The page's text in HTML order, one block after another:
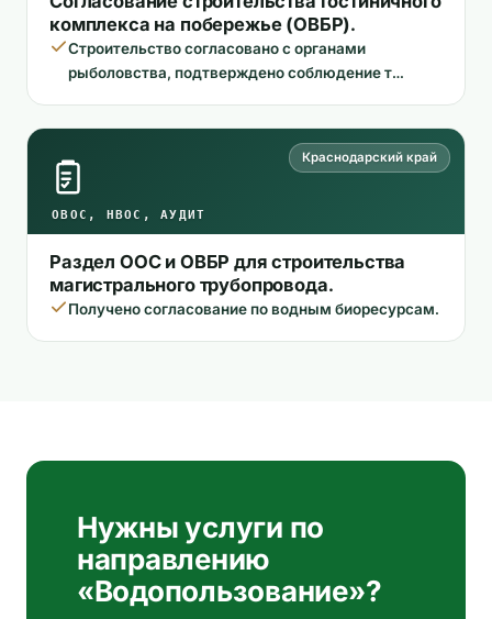
комплекса на побережье (ОВБР).
Строительство согласовано с органами
рыболовства, подтверждено соблюдение т…
ОВОС, НВОС, АУДИТ
Краснодарский край
Раздел ООС и ОВБР для строительства
магистрального трубопровода.
Получено согласование по водным биоресурсам.
Нужны услуги по
направлению
«Водопользование»?